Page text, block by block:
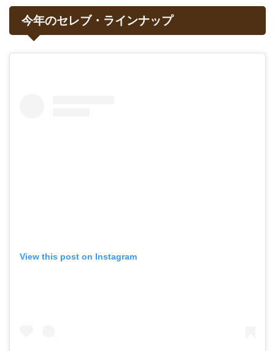
今年のセレブ・ラインナップ
View this post on Instagram